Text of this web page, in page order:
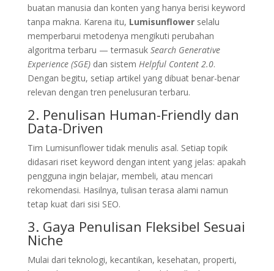
buatan manusia dan konten yang hanya berisi keyword
tanpa makna. Karena itu, Lumisunflowerselalu
memperbarui metodenya mengikuti perubahan
algoritma terbaru — termasuk Search Generative
Experience (SGE)dan sistem Helpful Content 2.0.
Dengan begitu, setiap artikel yang dibuat benar-benar
relevan dengan tren penelusuran terbaru.
2. Penulisan Human-Friendly dan
Data-Driven
Tim Lumisunflower tidak menulis asal. Setiap topik
didasari riset keyword dengan intent yang jelas: apakah
pengguna ingin belajar, membeli, atau mencari
rekomendasi. Hasilnya, tulisan terasa alami namun
tetap kuat dari sisi SEO.
3. Gaya Penulisan Fleksibel Sesuai
Niche
Mulai dari teknologi, kecantikan, kesehatan, properti,